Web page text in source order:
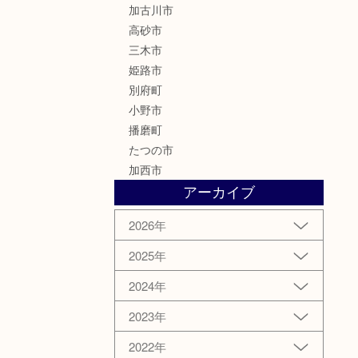
加古川市
高砂市
三木市
姫路市
別府町
小野市
播磨町
たつの市
加西市
アーカイブ
2026年
2025年
2024年
2023年
2022年